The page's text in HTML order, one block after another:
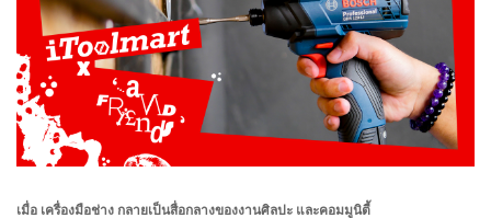
เมื่อ เครื่องมือช่าง กลายเป็นสื่อกลางของงานศิลปะ และคอมมูนิตี้